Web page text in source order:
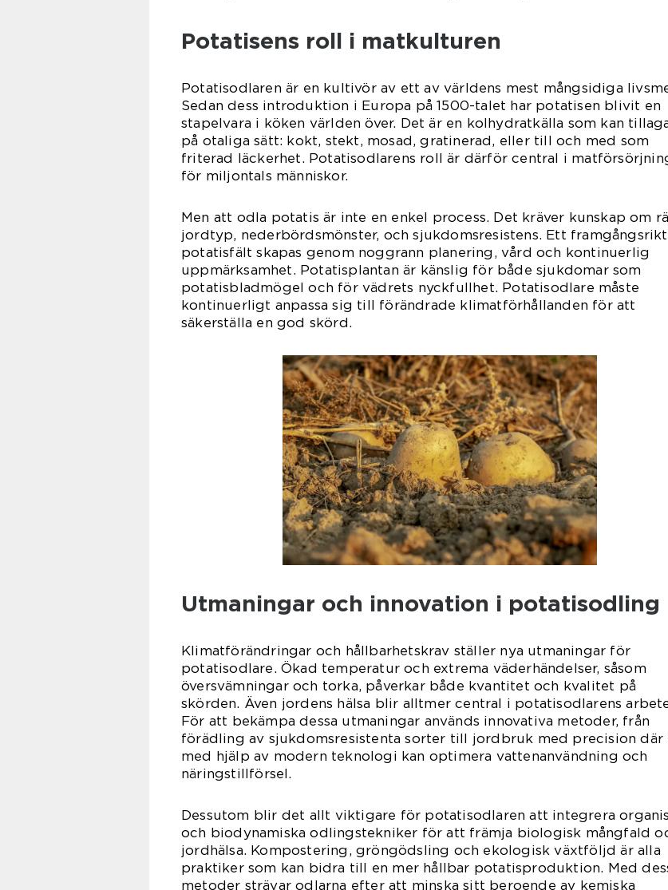
Potatisens roll i matkulturen
Potatisodlaren är en kultivör av ett av världens mest mångsidiga
Sedan dess introduktion i Europa på 1500-talet har potatisen blivit en
stapelvara i köken världen över. Det är en kolhydratkälla som kan
på otaliga sätt: kokt, stekt, mosad, gratinerad, eller till och med som
friterad läckerhet. Potatisodlarens roll är därför central i
för miljontals människor.
Men att odla potatis är inte en enkel process. Det kräver kunskap om
jordtyp, nederbördsmönster, och sjukdomsresistens. Ett framgångsrikt
potatisfält skapas genom noggrann planering, vård och kontinuerlig
uppmärksamhet. Potatisplantan är känslig för både sjukdomar som
potatisbladmögel och för vädrets nyckfullhet. Potatisodlare måste
kontinuerligt anpassa sig till förändrade klimatförhållanden för att
säkerställa en god skörd.
Utmaningar och innovation i potatisodling
Klimatförändringar och hållbarhetskrav ställer nya utmaningar för
potatisodlare. Ökad temperatur och extrema väderhändelser, såsom
översvämningar och torka, påverkar både kvantitet och kvalitet på
skörden. Även jordens hälsa blir alltmer central i potatisodlarens
För att bekämpa dessa utmaningar används innovativa metoder, från
förädling av sjukdomsresistenta sorter till jordbruk med precision där
med hjälp av modern teknologi kan optimera vattenanvändning och
näringstillförsel.
Dessutom blir det allt viktigare för potatisodlaren att integrera
och biodynamiska odlingstekniker för att främja biologisk mångfald
jordhälsa. Kompostering, gröngödsling och ekologisk växtföljd är alla
praktiker som kan bidra till en mer hållbar potatisproduktion. Med
metoder strävar odlarna efter att minska sitt beroende av kemiska